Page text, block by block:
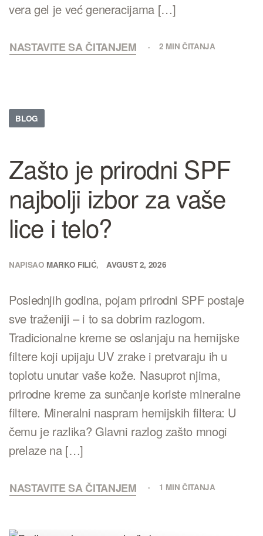
vera gel je već generacijama […]
NASTAVITE SA ČITANJEM 2 MIN ČITANJA
BLOG
Zašto je prirodni SPF
najbolji izbor za vaše
lice i telo?
NAPISAO MARKO FILIĆ AVGUST 2, 2026
Poslednjih godina, pojam prirodni SPF postaje
sve traženiji – i to sa dobrim razlogom.
Tradicionalne kreme se oslanjaju na hemijske
filtere koji upijaju UV zrake i pretvaraju ih u
toplotu unutar vaše kože. Nasuprot njima,
prirodne kreme za sunčanje koriste mineralne
filtere. Mineralni naspram hemijskih filtera: U
čemu je razlika? Glavni razlog zašto mnogi
prelaze na […]
NASTAVITE SA ČITANJEM 1 MIN ČITANJA